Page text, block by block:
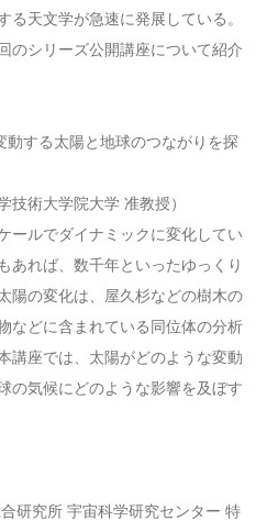
る天文学が急速に発展している。
のシリーズ公開講座について紹介
する太陽と地球のつながりを探
術大学院大学 准教授）
ールでダイナミックに変化してい
あれば、数千年といったゆっくり
陽の変化は、屋久杉などの樹木の
などに含まれている同位体の分析
講座では、太陽がどのような変動
の気候にどのような影響を及ぼす
研究所 宇宙科学研究センター 特